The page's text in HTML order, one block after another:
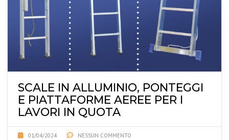
SCALE IN ALLUMINIO, PONTEGGI
E PIATTAFORME AEREE PER I
LAVORI IN QUOTA
01/04/2024 NESSUN COMMENTO